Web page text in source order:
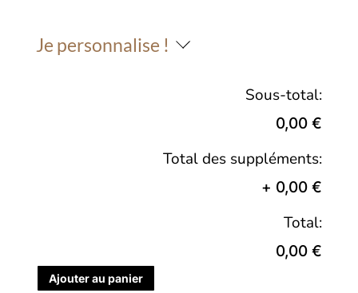
Je personnalise !
Sous-total:
0,00 €
Total des suppléments:
+ 0,00 €
Total:
0,00 €
Ajouter au panier